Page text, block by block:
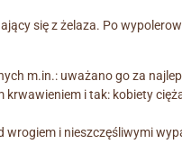
się z żelaza. Po
m.in.: uważano go za
i tak: kobiety
i nieszczęśliwymi